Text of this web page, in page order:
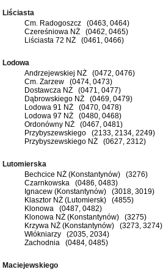
Liściasta
Cm. Radogoszcz (0463, 0464)
Czereśniowa NŻ (0462, 0465)
Liściasta 72 NŻ (0461, 0466)
Lodowa
Andrzejewskiej NŻ (0472, 0476)
Cm. Zarzew (0474, 0473)
Dostawcza NŻ (0471, 0477)
Dąbrowskiego NŻ (0469, 0479)
Lodowa 91 NŻ (0470, 0478)
Lodowa 97 NŻ (0480, 0468)
Ordonówny NŻ (0467, 0481)
Przybyszewskiego (2133, 2134, 2249)
Przybyszewskiego NŻ (0627, 2312)
Lutomierska
Bechcice NŻ (Konstantynów) (3276)
Czarnkowska (0486, 0483)
Ignacew (Konstantynów) (3018, 3019)
Klasztor NŻ (Lutomiersk) (4855)
Klonowa (0487, 0482)
Klonowa NŻ (Konstantynów) (3275)
Krzywa NŻ (Konstantynów) (3273, 3274)
Włókniarzy (2035, 2034)
Zachodnia (0484, 0485)
Maciejewskiego